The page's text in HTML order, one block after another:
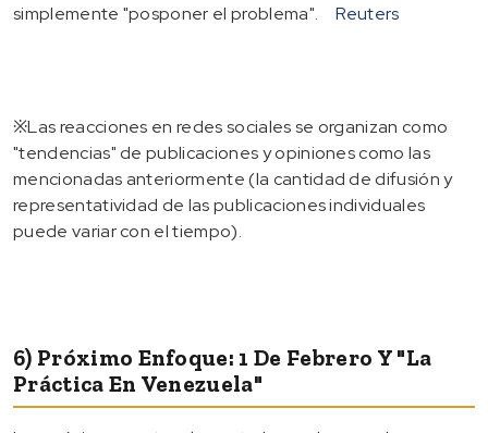
simplemente "posponer el problema".
Reuters
※Las reacciones en redes sociales se organizan como
"tendencias" de publicaciones y opiniones como las
mencionadas anteriormente (la cantidad de difusión y
representatividad de las publicaciones individuales
puede variar con el tiempo).
6) Próximo Enfoque: 1 De Febrero Y "la
Práctica En Venezuela"